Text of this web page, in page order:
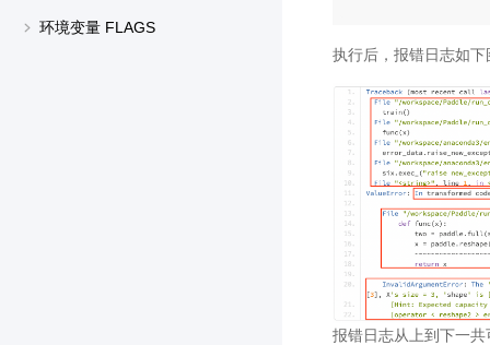
环境变量 FLAGS
执行后，报错日志如下
报错日志从上到下一